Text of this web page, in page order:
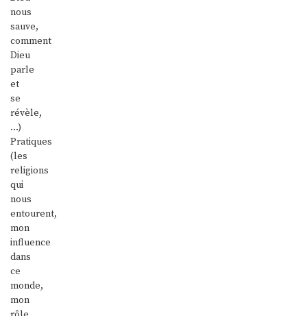
nous
sauve,
comment
Dieu
parle
et
se
révèle,
…)
Pratiques
(les
religions
qui
nous
entourent,
mon
influence
dans
ce
monde,
mon